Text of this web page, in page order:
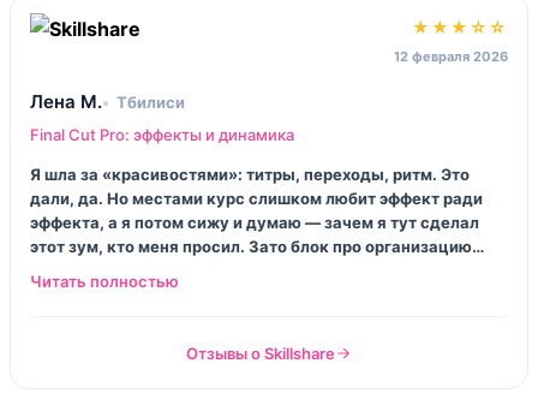
★★★☆☆
12 февраля 2026
Лена М.
Тбилиси
Final Cut Pro: эффекты и динамика
Я шла за «красивостями»: титры, переходы, ритм. Это
дали, да. Но местами курс слишком любит эффект ради
эффекта, а я потом сижу и думаю — зачем я тут сделал
этот зум, кто меня просил. Зато блок про организацию
ролей в таймлайне оказался неожиданно полезным. Итог:
Отзывы о Skillshare